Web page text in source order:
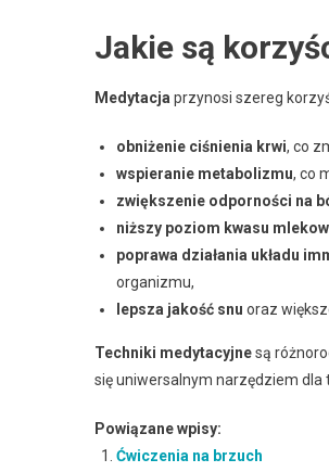
Jakie są
Medytacja przynosi szereg
obniżenie ciśnienia krwi, co
wspieranie metabolizmu, co
zwiększenie odporności na
niższy poziom kwasu
poprawa działania układu
organizmu,
lepsza jakość snu oraz
Techniki medytacyjnesą
się uniwersalnym narzędziem dla
Powiązane wpisy:
Ćwiczenia na brzuch